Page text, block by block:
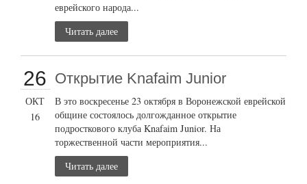
еврейского народа...
Читать далее
26
ОКТ
16
Открытие Knafaim Junior
В это воскресенье 23 октября в Воронежской еврейской
общине состоялось долгожданное открытие
подросткового клуба Knafaim Junior. На
торжественной части мероприятия...
Читать далее